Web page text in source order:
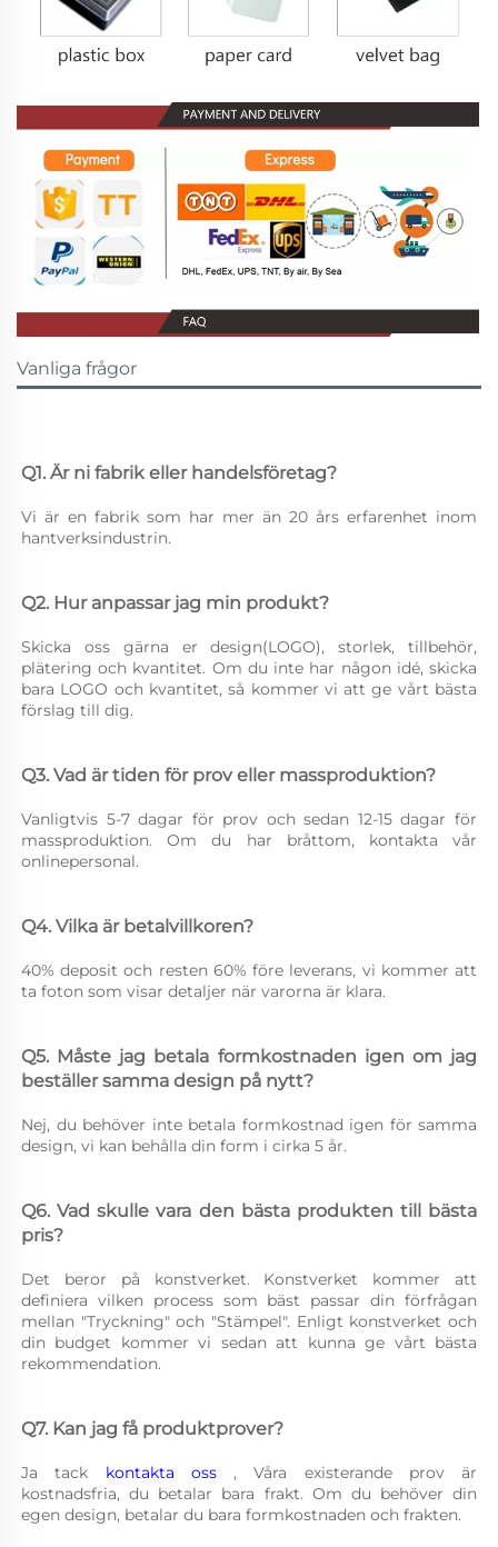
Vanliga frågor
Q1. Är ni fabrik eller handelsföretag?
Vi är en fabrik som har mer än 20 års erfarenhet inom
hantverksindustrin.
Q2. Hur anpassar jag min produkt?
Skicka oss gärna er design(LOGO), storlek, tillbehör,
plätering och kvantitet. Om du inte har någon idé, skicka
bara LOGO och kvantitet, så kommer vi att ge vårt bästa
förslag till dig.
Q3. Vad är tiden för prov eller massproduktion?
Vanligtvis 5-7 dagar för prov och sedan 12-15 dagar för
massproduktion. Om du har bråttom, kontakta vår
onlinepersonal.
Q4. Vilka är betalvillkoren?
40% deposit och resten 60% före leverans, vi kommer att
ta foton som visar detaljer när varorna är klara.
Q5. Måste jag betala formkostnaden igen om jag
beställer samma design på nytt?
Nej, du behöver inte betala formkostnad igen för samma
design, vi kan behålla din form i cirka 5 år.
Q6. Vad skulle vara den bästa produkten till bästa
pris?
Det beror på konstverket. Konstverket kommer att
definiera vilken process som bäst passar din förfrågan
mellan "Tryckning" och "Stämpel". Enligt konstverket och
din budget kommer vi sedan att kunna ge vårt bästa
rekommendation.
Q7. Kan jag få produktprover?
Ja tack kontakta oss , Våra existerande prov är
kostnadsfria, du betalar bara frakt. Om du behöver din
egen design, betalar du bara formkostnaden och frakten.